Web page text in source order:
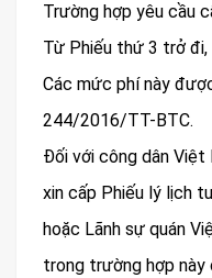
Trường hợp yêu cầu
Từ Phiếu thứ 3 trở
Các mức phí này
244/2016/TT-BTC. ​
Đối với công dân Việt
xin cấp Phiếu lý lịch
hoặc Lãnh sự quán
trong trường hợp